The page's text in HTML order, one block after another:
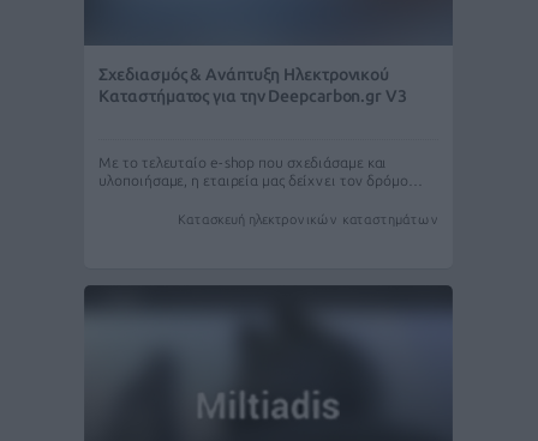
Σχεδιασμός & Ανάπτυξη Ηλεκτρονικού
Καταστήματος για την Deepcarbon.gr V3
Με το τελευταίο e-shop που σχεδιάσαμε και
υλοποιήσαμε, η εταιρεία μας δείχνει τον δρόμο…
Κατασκευή ηλεκτρονικών καταστημάτων